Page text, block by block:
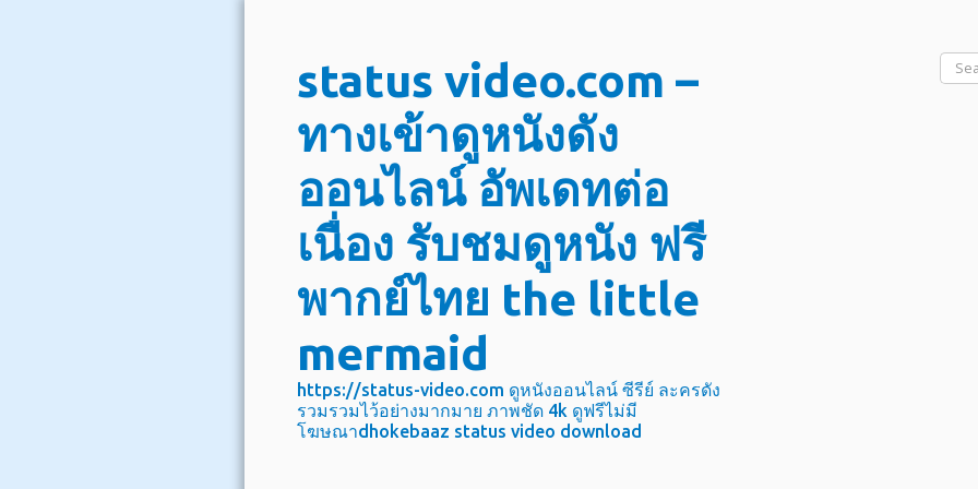
Skip
to
content
status video.com –
ทางเข้าดูหนังดัง
ออนไลน์ อัพเดทต่อ
เนื่อง รับชมดูหนัง ฟรี
พากย์ไทย the little
mermaid
https://status-video.com ดูหนังออนไลน์ ซีรีย์ ละครดัง
รวมรวมไว้อย่างมากมาย ภาพชัด 4k ดูฟรีไม่มี
โฆษณาdhokebaaz status video download
for: